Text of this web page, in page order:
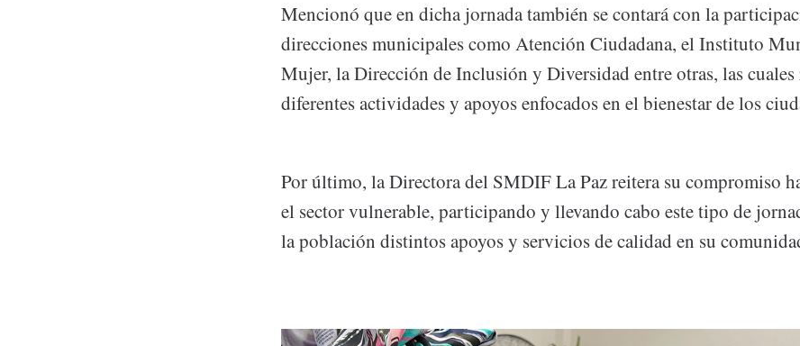
Mencionó que en dicha jornada también se contará con la
direcciones municipales como Atención Ciudadana, el Instituto
Mujer, la Dirección de Inclusión y Diversidad entre otras, las cuales
diferentes actividades y apoyos enfocados en el bienestar de los
Por último, la Directora del SMDIF La Paz reitera su compromiso
el sector vulnerable, participando y llevando cabo este tipo de
la población distintos apoyos y servicios de calidad en su